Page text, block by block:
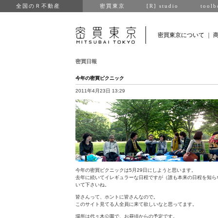
全国のＲ不動産 密買東京 [R] studio
密買東京について
密買日報
今年の密買ピクニック
2011年4月23日 13:29
今年の密買ピクニックは5月29日にしようと思います。
去年に続いてイレギュラーな日程ですが（誰も本来の日程を知
いて下さいね。
皆さんって、ホントに皆さんなので。
このサイト見てる人全員に来て欲しいなと思ってます。
場所は代々木公園で、お昼頃からの予定です。